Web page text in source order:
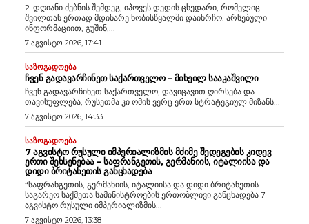
2-დღიანი ძებნის შემდეგ, იპოვეს დედის ცხედარი, რომელიც
შვილთან ერთად მდინარე ხობისწყალში დაიხრჩო. არსებული
ინფორმაციით, გუშინ,...
7 აგვისტო 2026, 17:41
ᲡᲐᲖᲝᲒᲐᲓᲝᲔᲑᲐ
ᲩᲕᲔᲜ ᲒᲐᲓᲐᲕᲐᲠᲩᲘᲜᲔᲗ ᲡᲐᲥᲐᲠᲗᲕᲔᲚᲝ – ᲛᲘᲮᲔᲘᲚ ᲡᲐᲐᲙᲐᲨᲕᲘᲚᲘ
ჩვენ გადავარჩინეთ საქართველო, დავიცავით ღირსება და
თავისუფლება, რუსეთმა კი ომის ვერც ერთ სტრატეგიულ მიზანს...
7 აგვისტო 2026, 14:33
ᲡᲐᲖᲝᲒᲐᲓᲝᲔᲑᲐ
7 ᲐᲒᲕᲘᲡᲢᲝ ᲠᲣᲡᲣᲚᲘ ᲘᲛᲞᲔᲠᲘᲐᲚᲘᲖᲛᲘᲡ ᲛᲫᲘᲛᲔ ᲨᲔᲓᲔᲒᲔᲑᲘᲡ ᲙᲘᲓᲔᲕ
ᲔᲠᲗᲘ ᲨᲔᲮᲡᲔᲜᲔᲑᲐᲐ – ᲡᲐᲤᲠᲐᲜᲒᲔᲗᲘᲡ, ᲒᲔᲠᲛᲐᲜᲘᲘᲡ, ᲘᲢᲐᲚᲘᲘᲡᲐ ᲓᲐ
ᲓᲘᲓᲘ ᲑᲠᲘᲢᲐᲜᲔᲗᲘᲡ ᲒᲐᲜᲪᲮᲐᲓᲔᲑᲐ
“საფრანგეთის, გერმანიის, იტალიისა და დიდი ბრიტანეთის
საგარეო საქმეთა სამინისტროების ერთობლივი განცხადება 7
აგვისტო რუსული იმპერიალიზმის...
7 აგვისტო 2026, 13:38